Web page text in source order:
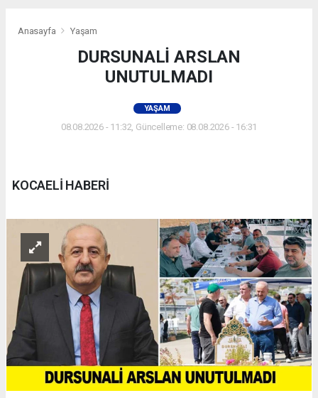
Anasayfa Yaşam
DURSUNALİ ARSLAN
UNUTULMADI
YAŞAM
08.08.2026 - 11:32, Güncelleme: 08.08.2026 - 16:31
KOCAELİ HABERİ